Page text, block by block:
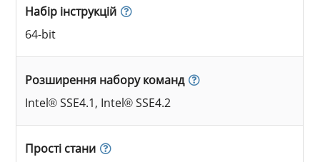
Набір інструкцій
64-bit
Розширення набору команд
Intel® SSE4.1, Intel® SSE4.2
Прості стани